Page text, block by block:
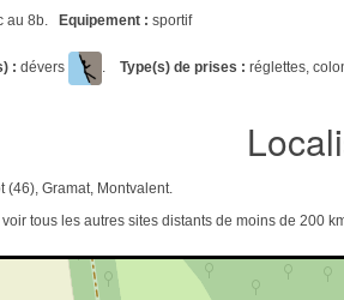
au 8b. Equipement : sportif
: dévers . Type(s) de prises : réglettes,
(46), Gramat, Montvalent.
tous les autres sites distants de moins de 200